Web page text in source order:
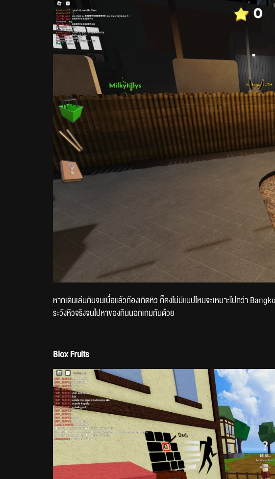
หากเดินเล่นกันจนเบื่อแล้วท้องเกิดหิว ก็คงไม่มีแมปไหนจะเหมาะไปกว่า
ระวังหิวจริงจนไปหาของกินนอกเกมกันด้วย
Blox Fruits